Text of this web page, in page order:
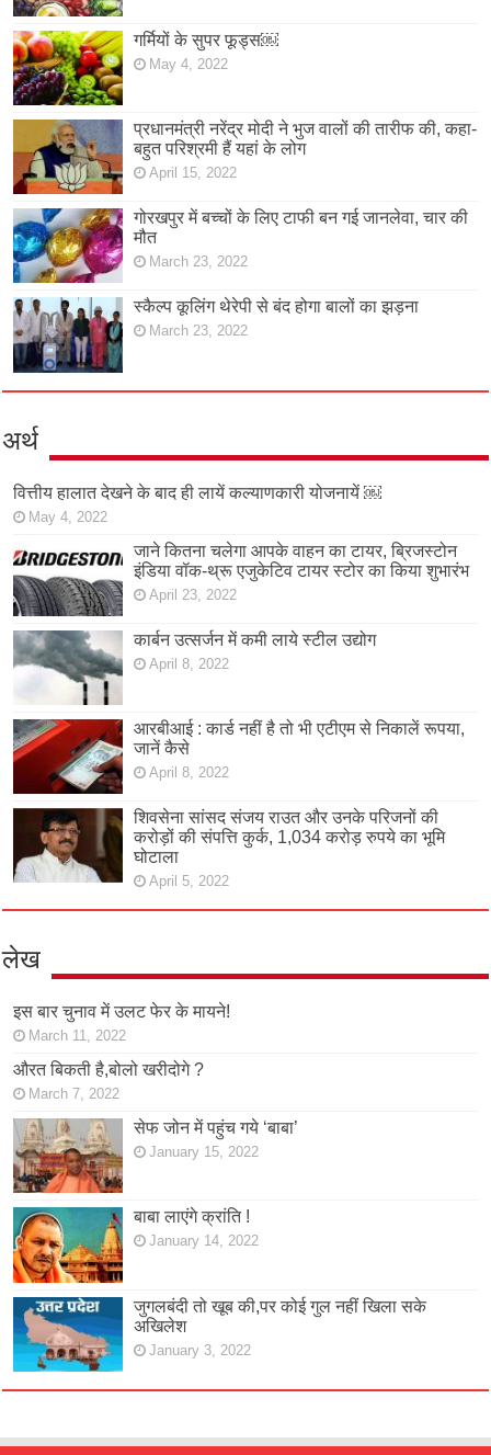
गर्मियों के सुपर फूड्स￼
May 4, 2022
प्रधानमंत्री नरेंद्र मोदी ने भुज वालों की तारीफ की, कहा-
बहुत परिश्रमी हैं यहां के लोग
April 15, 2022
गोरखपुर में बच्चों के लिए टाफी बन गई जानलेवा, चार की
मौत
March 23, 2022
स्कैल्प कूलिंग थेरेपी से बंद होगा बालों का झड़ना
March 23, 2022
अर्थ
वित्तीय हालात देखने के बाद ही लायें कल्याणकारी योजनायें ￼
May 4, 2022
जाने कितना चलेगा आपके वाहन का टायर, ब्रिजस्टोन
इंडिया वॉक-थ्रू एजुकेटिव टायर स्टोर का किया शुभारंभ
April 23, 2022
कार्बन उत्सर्जन में कमी लाये स्टील उद्योग
April 8, 2022
आरबीआई : कार्ड नहीं है तो भी एटीएम से निकालें रूपया,
जानें कैसे
April 8, 2022
शिवसेना सांसद संजय राउत और उनके परिजनों की
करोड़ों की संपत्ति कुर्क, 1,034 करोड़ रुपये का भूमि
घोटाला
April 5, 2022
लेख
इस बार चुनाव में उलट फेर के मायने!
March 11, 2022
औरत बिकती है,बोलो खरीदोगे ?
March 7, 2022
सेफ जोन में पहुंच गये ‘बाबा’
January 15, 2022
बाबा लाएंगे क्रांति !
January 14, 2022
जुगलबंदी तो खूब की,पर कोई गुल नहीं खिला सके
अखिलेश
January 3, 2022